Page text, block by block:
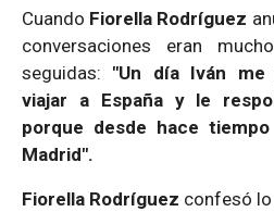
Cuando Fiorella Rodríguez
conversaciones eran
seguidas: "Un día Iván me
viajar a España y le
porque desde hace
Madrid".
Fiorella Rodríguez confesó